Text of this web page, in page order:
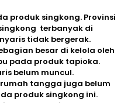
produk singkong. Provinsi
terbanyak di
tidak bergerak.
besar di kelola oleh
pada produk tapioka.
belum muncul.
tangga juga belum
produk singkong ini.